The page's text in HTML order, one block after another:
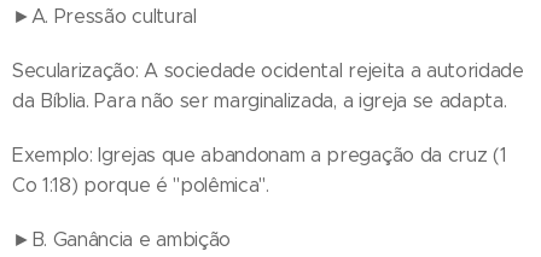
►A. Pressão cultural
Secularização: A sociedade ocidental rejeita a autoridade
da Bíblia. Para não ser marginalizada, a igreja se adapta.
Exemplo: Igrejas que abandonam a pregação da cruz (1
Co 1:18) porque é "polêmica".
►B. Ganância e ambição